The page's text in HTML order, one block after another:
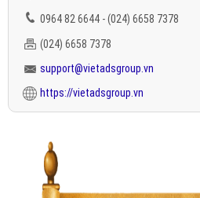
0964 82 6644 - (024) 6658 7378
(024) 6658 7378
support@vietadsgroup.vn
https://vietadsgroup.vn